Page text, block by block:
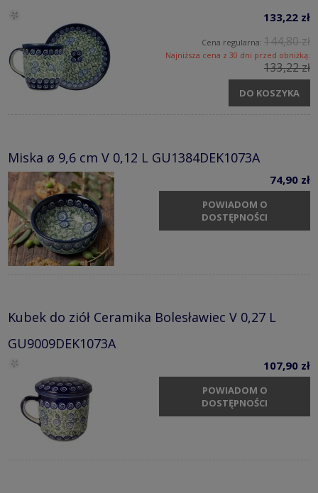
133,22 zł
Cena regularna: 144,80 zł
Najniższa cena z 30 dni przed obniżką:
133,22 zł
DO KOSZYKA
Miska ø 9,6 cm V 0,12 L GU1384DEK1073A
74,90 zł
POWIADOM O
DOSTĘPNOŚCI
Kubek do ziół Ceramika Bolesławiec V 0,27 L
GU9009DEK1073A
107,90 zł
POWIADOM O
DOSTĘPNOŚCI